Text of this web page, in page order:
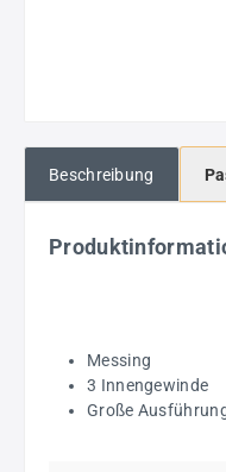
Beschreibung
Messing
3 Innengewinde
Große